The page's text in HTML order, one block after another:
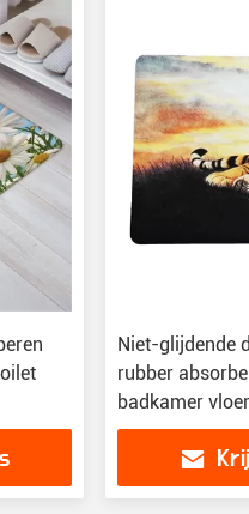
Niet-glijdende
rubber
badkamer